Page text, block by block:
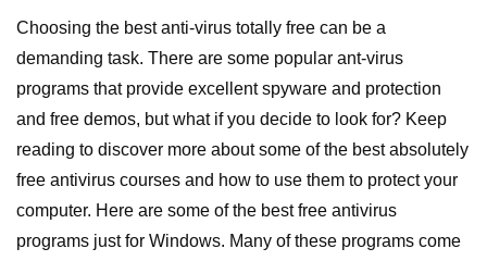
Choosing the best anti-virus totally free can be a
demanding task. There are some popular ant-virus
programs that provide excellent spyware and protection
and free demos, but what if you decide to look for? Keep
reading to discover more about some of the best absolutely
free antivirus courses and how to use them to protect your
computer. Here are some of the best free antivirus
programs just for Windows. Many of these programs come